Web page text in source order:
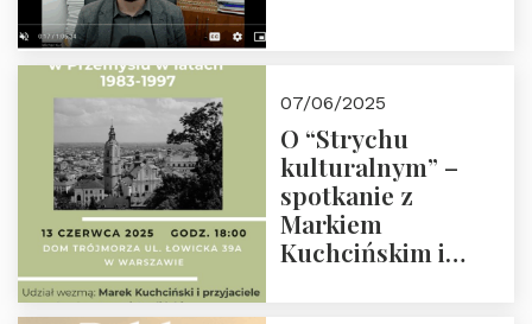
07/06/2025
O “Strychu
kulturalnym” –
spotkanie z
Markiem
Kuchcińskim i